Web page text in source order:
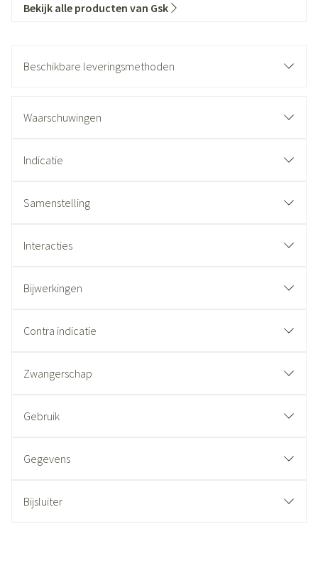
Bekijk alle producten van Gsk
Beschikbare leveringsmethoden
Waarschuwingen
Indicatie
Samenstelling
Interacties
Bijwerkingen
Contra indicatie
Zwangerschap
Gebruik
Gegevens
Bijsluiter